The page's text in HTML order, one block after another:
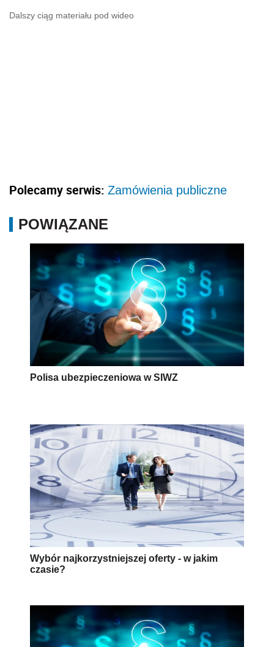
Dalszy ciąg materiału pod wideo
Polecamy serwis: Zamówienia publiczne
POWIĄZANE
Polisa ubezpieczeniowa w SIWZ
Wybór najkorzystniejszej oferty - w jakim
czasie?